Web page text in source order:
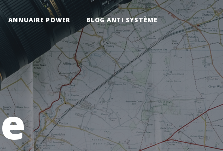
ANNUAIRE POWER BLOG ANTI SYSTÈME